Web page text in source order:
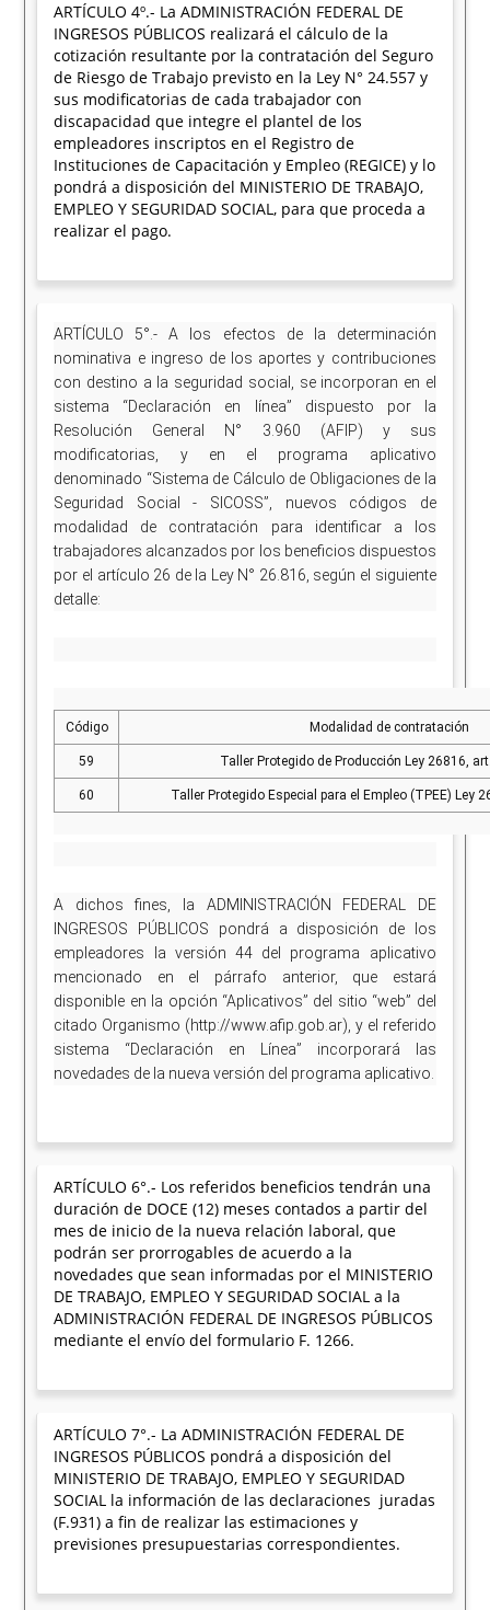
ARTÍCULO 4º.- La ADMINISTRACIÓN FEDERAL DE
INGRESOS PÚBLICOS realizará el cálculo de la
cotización resultante por la contratación del Seguro
de Riesgo de Trabajo previsto en la Ley N° 24.557 y
sus modificatorias de cada trabajador con
discapacidad que integre el plantel de los
empleadores inscriptos en el Registro de
Instituciones de Capacitación y Empleo (REGICE) y lo
pondrá a disposición del MINISTERIO DE TRABAJO,
EMPLEO Y SEGURIDAD SOCIAL, para que proceda a
realizar el pago.
ARTÍCULO 5°.- A los efectos de la determinación
nominativa e ingreso de los aportes y contribuciones
con destino a la seguridad social, se incorporan en el
sistema “Declaración en línea” dispuesto por la
Resolución General N° 3.960 (AFIP) y sus
modificatorias, y en el programa aplicativo
denominado “Sistema de Cálculo de Obligaciones de la
Seguridad Social - SICOSS”, nuevos códigos de
modalidad de contratación para identificar a los
trabajadores alcanzados por los beneficios dispuestos
por el artículo 26 de la Ley N° 26.816, según el siguiente
detalle:
Código Modalidad de contratación
59 Taller Protegido de Producción Ley 26816,
60 Taller Protegido Especial para el Empleo (TPEE) Ley
A dichos fines, la ADMINISTRACIÓN FEDERAL DE
INGRESOS PÚBLICOS pondrá a disposición de los
empleadores la versión 44 del programa aplicativo
mencionado en el párrafo anterior, que estará
disponible en la opción “Aplicativos” del sitio “web” del
citado Organismo (http://www.afip.gob.ar), y el referido
sistema “Declaración en Línea” incorporará las
novedades de la nueva versión del programa aplicativo.
ARTÍCULO 6°.- Los referidos beneficios tendrán una
duración de DOCE (12) meses contados a partir del
mes de inicio de la nueva relación laboral, que
podrán ser prorrogables de acuerdo a la
novedades que sean informadas por el MINISTERIO
DE TRABAJO, EMPLEO Y SEGURIDAD SOCIAL a la
ADMINISTRACIÓN FEDERAL DE INGRESOS PÚBLICOS
mediante el envío del formulario F. 1266.
ARTÍCULO 7°.- La ADMINISTRACIÓN FEDERAL DE
INGRESOS PÚBLICOS pondrá a disposición del
MINISTERIO DE TRABAJO, EMPLEO Y SEGURIDAD
SOCIAL la información de las declaraciones juradas
(F.931) a fin de realizar las estimaciones y
previsiones presupuestarias correspondientes.